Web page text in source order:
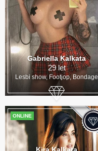
Gabriella Kalkata
29 let
Lesbi show, Footjop, Bondage
ONLINE